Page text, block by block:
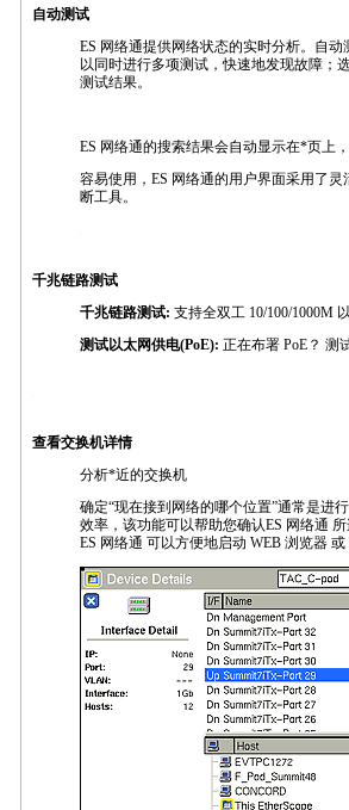
自动测试
ES 网络通提供网络状态的实时分析。自动
以同时进行多项测试，快速地发现故障；
测试结果。
ES 网络通的搜索结果会自动显示在*页上
容易使用，ES 网络通的用户界面采用了
断工具。
千兆链路测试
千兆链路测试: 支持全双工 10/100/1000M
测试以太网供电(PoE): 正在布署 PoE？ 测
查看交换机详情
分析*近的交换机
确定“现在接到网络的哪个位置”通常是进
效率，该功能可以帮助您确认ES 网络通
ES 网络通 可以方便地启动 WEB 浏览器